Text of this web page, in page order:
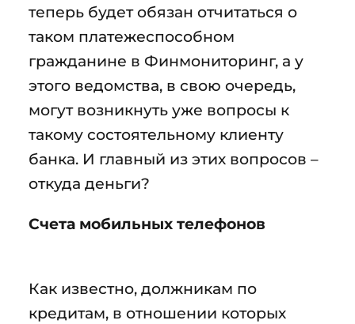
теперь будет обязан отчитаться о
таком платежеспособном
гражданине в Финмониторинг, а у
этого ведомства, в свою очередь,
могут возникнуть уже вопросы к
такому состоятельному клиенту
банка. И главный из этих вопросов –
откуда деньги?
Счета мобильных телефонов
Как известно, должникам по
кредитам, в отношении которых